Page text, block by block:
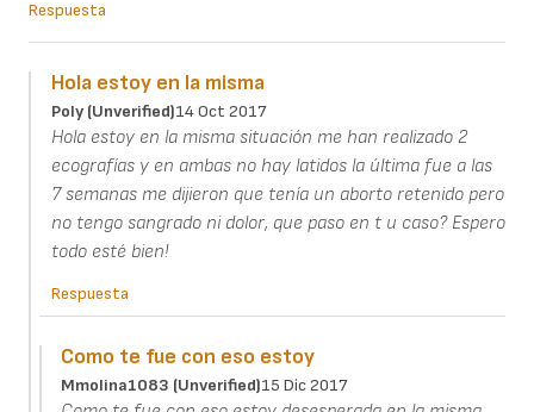
Respuesta
Hola estoy en la misma
Poly (unverified)14 Oct 2017
Hola estoy en la misma situación me han realizado 2
ecografías y en ambas no hay latidos la última fue a las
7 semanas me dijieron que tenía un aborto retenido pero
no tengo sangrado ni dolor, que paso en t u caso? Espero
todo esté bien!
Respuesta
Como te fue con eso estoy
Mmolina1083 (unverified)15 Dic 2017